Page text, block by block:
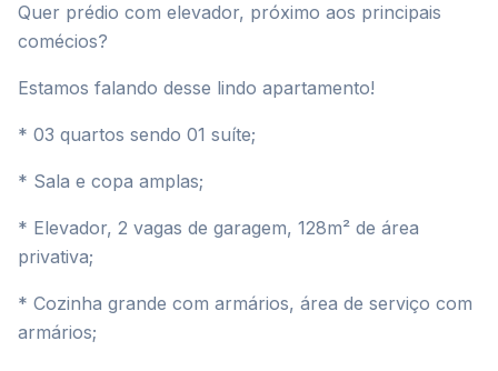
Quer prédio com elevador, próximo aos principais
comécios?
Estamos falando desse lindo apartamento!
* 03 quartos sendo 01 suíte;
* Sala e copa amplas;
* Elevador, 2 vagas de garagem, 128m² de área
privativa;
* Cozinha grande com armários, área de serviço com
armários;